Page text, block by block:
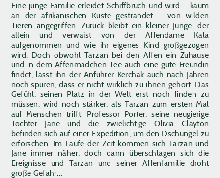
Eine junge Familie erleidet Schiffbruch und wird – kaum
an der afrikanischen Küste gestrandet – von wilden
Tieren angegriffen. Zurück bleibt ein kleiner Junge, der
allein und verwaist von der Affendame Kala
aufgenommen und wie ihr eigenes Kind großgezogen
wird. Doch obwohl Tarzan bei den Affen ein Zuhause
und in dem Affenmädchen Tee auch eine gute Freundin
findet, lässt ihn der Anführer Kerchak auch nach Jahren
noch spüren, dass er nicht wirklich zu ihnen gehört. Das
Gefühl, seinen Platz in der Welt erst noch finden zu
müssen, wird noch stärker, als Tarzan zum ersten Mal
auf Menschen trifft. Professor Porter, seine neugierige
Tochter Jane und die zwielichtige Olivia Clayton
befinden sich auf einer Expedition, um den Dschungel zu
erforschen. Im Laufe der Zeit kommen sich Tarzan und
Jane immer näher, doch dann überschlagen sich die
Ereignisse und Tarzan und seiner Affenfamilie droht
große Gefahr…